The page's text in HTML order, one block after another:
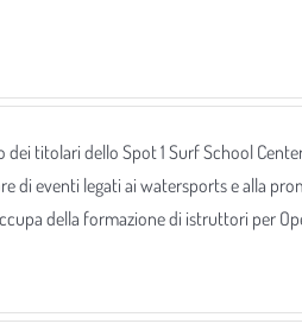
dei titolari dello Spot 1 Surf School
di eventi legati ai watersports e alla
della formazione di istruttori per